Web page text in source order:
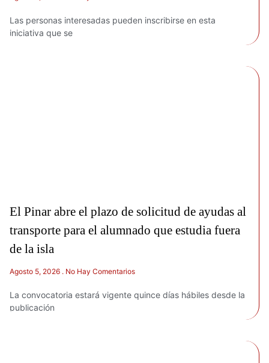
Las personas interesadas pueden inscribirse en esta
iniciativa que se
El Pinar abre el plazo de solicitud de ayudas al
transporte para el alumnado que estudia fuera
de la isla
Agosto 5, 2026 No Hay Comentarios
La convocatoria estará vigente quince días hábiles desde la
publicación